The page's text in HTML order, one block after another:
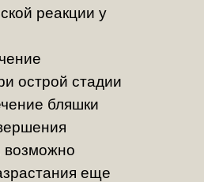
реакции у
острой стадии
бляшки
возможно
еще